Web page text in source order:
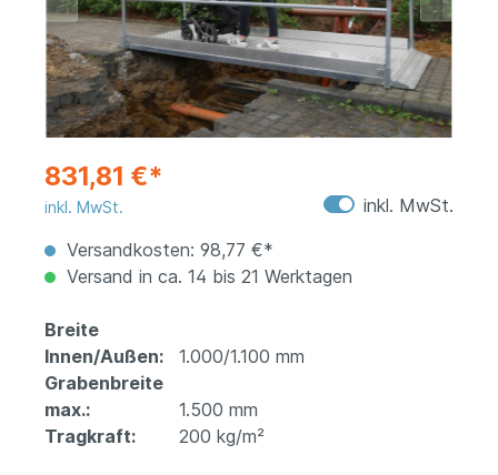
831,81 €*
inkl. MwSt.
inkl. MwSt.
Versandkosten: 98,77 €*
Versand in ca. 14 bis 21 Werktagen
Breite
Innen/Außen:
1.000/1.100 mm
Grabenbreite
max.:
1.500 mm
Tragkraft:
200 kg/m²